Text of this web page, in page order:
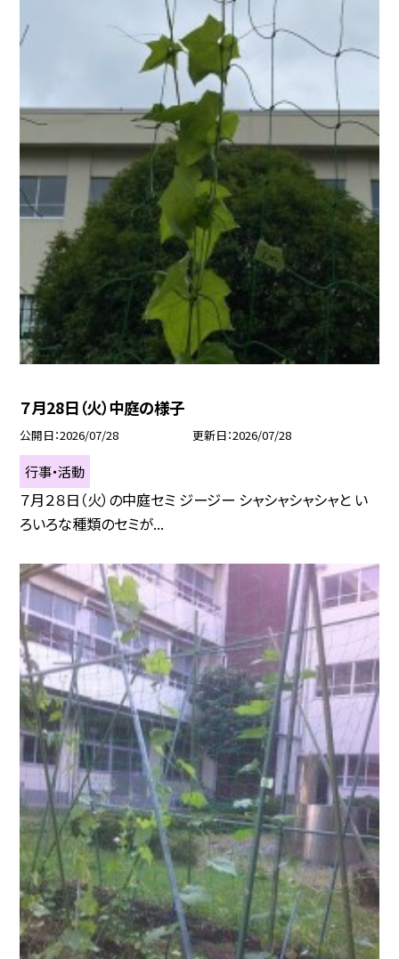
７月28日（火）中庭の様子
公開日 2026/07/28 更新日 2026/07/28
行事・活動
７月２８日（火）の中庭セミ ジージー シャシャシャシャと い
ろいろな種類のセミが...